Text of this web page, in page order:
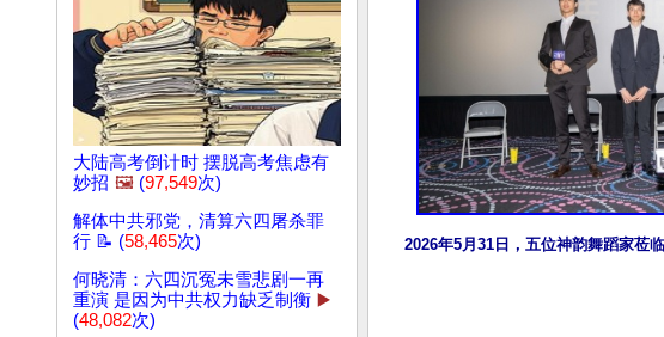
大陆高考倒计时 摆脱高考焦虑有
妙招 🖼️ (97,549次)
解体中共邪党，清算六四屠杀罪
行 📝 (58,465次)
何晓清：六四沉冤未雪悲剧一再
重演 是因为中共权力缺乏制衡 ▶️
(48,082次)
2026年5月31日，五位神韵舞蹈家莅